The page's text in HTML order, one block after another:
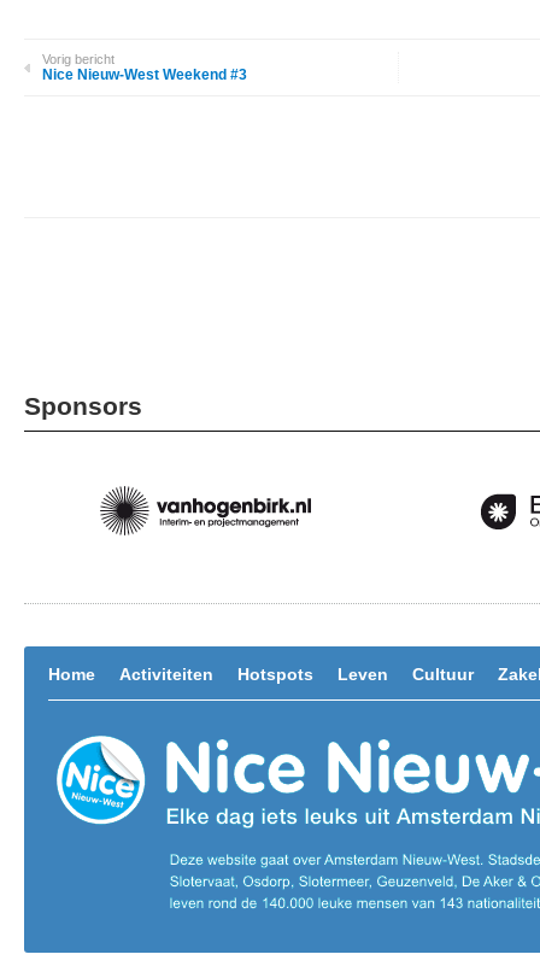
Vorig bericht
Nice Nieuw-West Weekend #3
Sponsors
Home Activiteiten Hotspots Leven Cultuur